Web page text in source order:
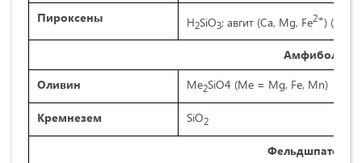
Пироксены H2SiO3; авгит (Ca, Mg, Fe2+) (Mg,
Амфиболы
Оливин
Me2SiO4 (Me = Mg, Fe, Mn)
Кремнезем SiO2
Фельдшпатоиды